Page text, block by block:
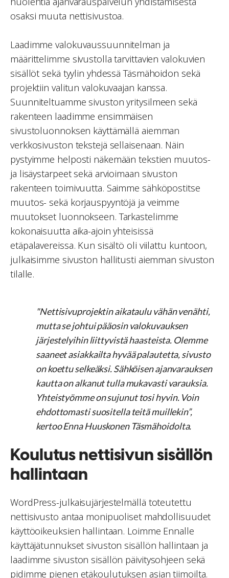
osaksi muuta nettisivustoa.
Laadimme valokuvaussuunnitelman ja
määrittelimme sivustolla tarvittavien valokuvien
sisällöt sekä tyylin yhdessä Täsmähoidon sekä
projektiin valitun valokuvaajan kanssa.
Suunniteltuamme sivuston yritysilmeen sekä
rakenteen laadimme ensimmäisen
sivustoluonnoksen käyttämällä aiemman
verkkosivuston tekstejä sellaisenaan. Näin
pystyimme helposti näkemään tekstien muutos-
ja lisäystarpeet sekä arvioimaan sivuston
rakenteen toimivuutta. Saimme sähköpostitse
muutos- sekä korjauspyyntöjä ja veimme
muutokset luonnokseen. Tarkastelimme
kokonaisuutta aika-ajoin yhteisissä
etäpalavereissa. Kun sisältö oli viilattu kuntoon,
julkaisimme sivuston hallitusti aiemman sivuston
tilalle.
"Nettisivuprojektin aikataulu vähän venähti,
mutta se johtui pääosin valokuvauksen
järjestelyihin liittyvistä haasteista. Olemme
saaneet asiakkailta hyvää palautetta, sivusto
on koettu selkeäksi. Sähköisen ajanvarauksen
kautta on alkanut tulla mukavasti varauksia.
Yhteistyömme on sujunut tosi hyvin. Voin
ehdottomasti suositella teitä muillekin”,
kertoo Enna Huuskonen Täsmähoidolta.
Koulutus nettisivun sisällön
hallintaan
WordPress-julkaisujärjestelmällä toteutettu
nettisivusto antaa monipuoliset mahdollisuudet
käyttöoikeuksien hallintaan. Loimme Ennalle
käyttäjätunnukset sivuston sisällön hallintaan ja
laadimme sivuston sisällön päivitysohjeen sekä
pidimme pienen etäkoulutuksen asian tiimoilta.